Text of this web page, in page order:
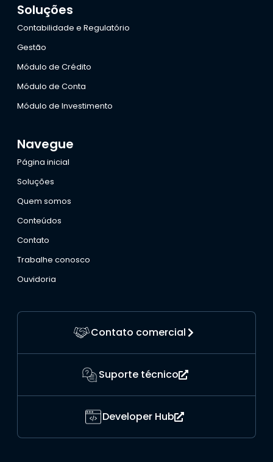
Soluções
Contabilidade e Regulatório
Gestão
Módulo de Crédito
Módulo de Conta
Módulo de Investimento
Navegue
Página inicial
Soluções
Quem somos
Conteúdos
Contato
Trabalhe conosco
Ouvidoria
Contato comercial
Suporte técnico
Developer Hub